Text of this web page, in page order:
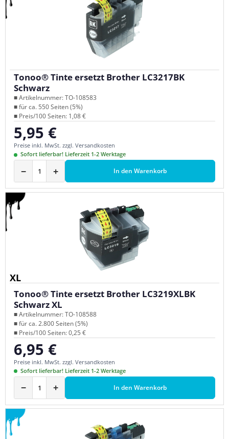
Tonoo® Tinte ersetzt Brother LC3217BK
Schwarz
■ Artikelnummer: TO-108583
■ für ca. 550 Seiten (5%)
■ Preis/100 Seiten: 1,08 €
Regulärer Preis:
5,95 €
Preise inkl. MwSt. zzgl. Versandkosten
Sofort lieferbar! Lieferzeit 1-2 Werktage
− + In den Warenkorb
XL
Tonoo® Tinte ersetzt Brother LC3219XLBK
Schwarz XL
■ Artikelnummer: TO-108588
■ für ca. 2.800 Seiten (5%)
■ Preis/100 Seiten: 0,25 €
Regulärer Preis:
6,95 €
Preise inkl. MwSt. zzgl. Versandkosten
Sofort lieferbar! Lieferzeit 1-2 Werktage
− + In den Warenkorb